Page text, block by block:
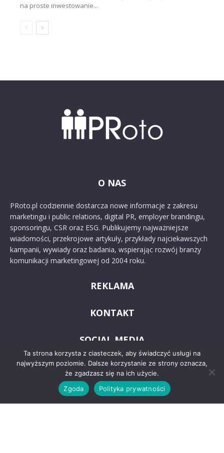
na proste inwestowanie...
O NAS
PRoto.pl codziennie dostarcza nowe informacje z zakresu
marketingu i public relations, digital PR, employer brandingu,
sponsoringu, CSR oraz ESG. Publikujemy najważniejsze
wiadomości, przekrojowe artykuły, przykłady najciekawszych
kampanii, wywiady oraz badania, wspierając rozwój branży
komunikacji marketingowej od 2004 roku.
REKLAMA
KONTAKT
SOCIAL MEDIA
Ta strona korzysta z ciasteczek, aby świadczyć usługi na
najwyższym poziomie. Dalsze korzystanie ze strony oznacza,
że zgadzasz się na ich użycie.
Zgoda
Polityka prywatności